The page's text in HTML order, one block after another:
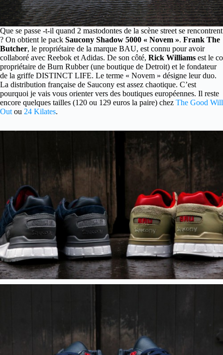
Que se passe -t-il quand 2 mastodontes de la scène street se rencontrent
? On obtient le pack Saucony Shadow 5000 « Novem ». Frank The
Butcher, le propriétaire de la marque BAU, est connu pour avoir
collaboré avec Reebok et Adidas. De son côté, Rick Williams est le co
propriétaire de Burn Rubber (une boutique de Detroit) et le fondateur
de la griffe DISTINCT LIFE. Le terme « Novem » désigne leur duo.
La distribution française de Saucony est assez chaotique. C’est
pourquoi je vais vous orienter vers des boutiques européennes. Il reste
encore quelques tailles (120 ou 129 euros la paire) chez The Good Will
Out ou 24 Kilates.